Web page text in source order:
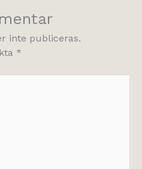
inte publiceras.
*